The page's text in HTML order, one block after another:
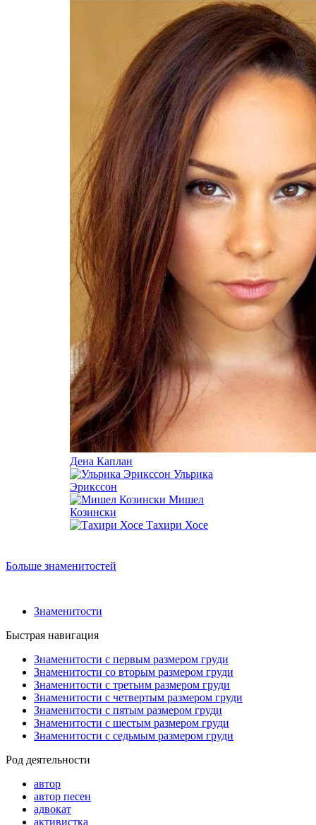
Дена Каплан
Ульрика
Эрикссон
Мишел
Козински
Тахири Хосе
Больше знаменитостей
Знаменитости
Быстрая навигация
Знаменитости с первым размером груди
Знаменитости со вторым размером груди
Знаменитости с третьим размером груди
Знаменитости с четвертым размером груди
Знаменитости с пятым размером груди
Знаменитости с шестым размером груди
Знаменитости с седьмым размером груди
Род деятельности
автор
автор песен
адвокат
активистка